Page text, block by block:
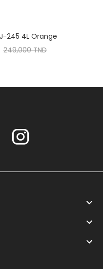
245 4L Orange
249,000 TND


